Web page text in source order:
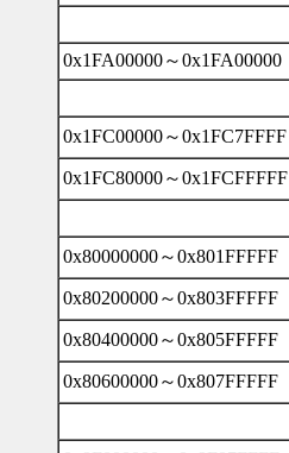
0x1FA00000～0x1FA00000
0x1FC00000～0x1FC7FFFF
0x1FC80000～0x1FCFFFFF
0x80000000～0x801FFFFF
0x80200000～0x803FFFFF
0x80400000～0x805FFFFF
0x80600000～0x807FFFFF